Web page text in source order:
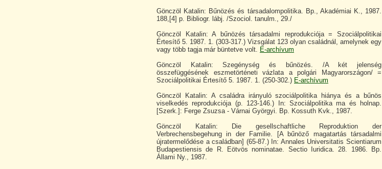
Gönczöl Katalin: Bűnözés és társadalompolitika. Bp., Akadémiai K., 1987.
188,[4] p. Bibliogr. lábj. /Szociol. tanulm., 29./
Gönczöl Katalin: A bűnözés társadalmi reprodukciója = Szociálpolitikai
Értesítő 5. 1987. 1. (303-317.) Vizsgálat 123 olyan családnál, amelynek egy
vagy több tagja már büntetve volt. E-archívum
Gönczöl Katalin: Szegénység és bűnözés. /A két jelenség
összefüggésének eszmetörténeti vázlata a polgári Magyarországon/ =
Szociálpolitikai Értesítő 5. 1987. 1. (250-302.) E-archívum
Gönczöl Katalin: A családra irányuló szociálpolitika hiánya és a bűnös
viselkedés reprodukciója (p. 123-146.) In: Szociálpolitika ma és holnap.
[Szerk.]: Ferge Zsuzsa - Várnai Györgyi. Bp. Kossuth Kvk., 1987.
Gönczöl Katalin: Die gesellschaftliche Reproduktion der
Verbrechensbegehung in der Familie. [A bűnöző magatartás társadalmi
újratermelődése a családban] (65-87.) In: Annales Universitatis Scientiarum
Budapestiensis de R. Eötvös nominatae. Sectio Iuridica. 28. 1986. Bp.
Állami Ny., 1987.